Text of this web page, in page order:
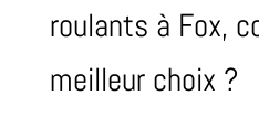
roulants à Fox,
meilleur choix ?